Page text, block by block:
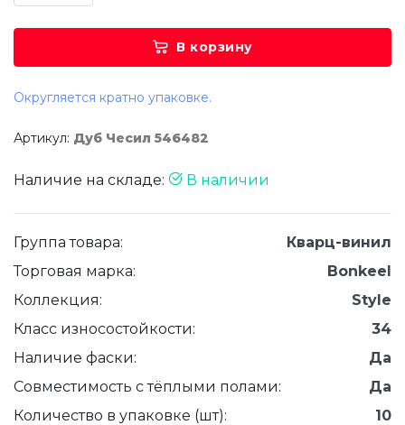
В корзину
Округляется кратно упаковке.
Артикул: Дуб Чесил 546482
Наличие на складе: В наличии
Группа товара:
Кварц-винил
Торговая марка:
Bonkeel
Коллекция:
Style
Класс износостойкости:
34
Наличие фаски:
Да
Совместимость с тёплыми полами:
Да
Количество в упаковке (шт):
10